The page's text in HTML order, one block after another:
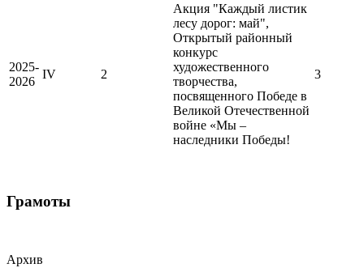
2025-
2026
IV 2
Акция "Каждый листик
лесу дорог: май",
Открытый районный
конкурс
художественного
творчества,
посвященного Победе в
Великой Отечественной
войне «Мы –
наследники Победы!
3
Грамоты
Архив